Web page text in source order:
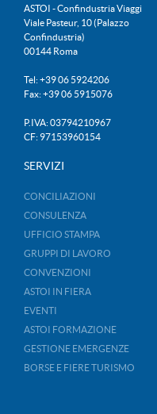
ASTOI - Confindustria Viaggi
Viale Pasteur, 10 (Palazzo
Confindustria)
00144 Roma
Tel: +39 06 5924206
Fax: +39 06 5915076
P.IVA: 03794210967
CF: 97153960154
SERVIZI
CONCILIAZIONI
CONSULENZA
UFFICIO STAMPA
GRUPPI DI LAVORO
CONVENZIONI
ASTOI IN FIERA
EVENTI
ASTOI FORMAZIONE
GESTIONE EMERGENZE
BORSE E FIERE TURISMO